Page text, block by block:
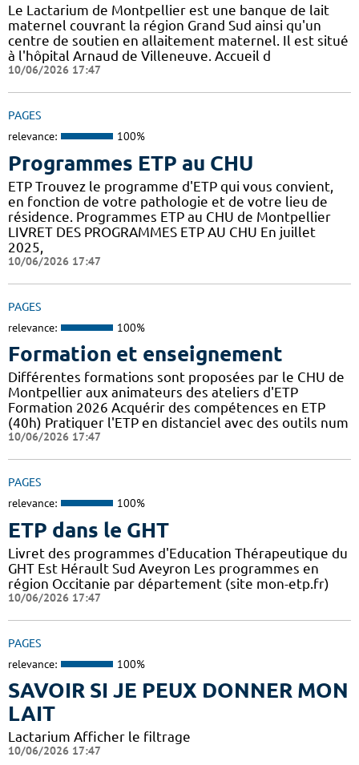
Le Lactarium de Montpellier est une banque de lait
maternel couvrant la région Grand Sud ainsi qu'un
centre de soutien en allaitement maternel. Il est situé
à l'hôpital Arnaud de Villeneuve. Accueil d
10/06/2026 17:47
PAGES
relevance: 100%
Programmes ETP au CHU
ETP Trouvez le programme d'ETP qui vous convient,
en fonction de votre pathologie et de votre lieu de
résidence. Programmes ETP au CHU de Montpellier
LIVRET DES PROGRAMMES ETP AU CHU En juillet
2025,
10/06/2026 17:47
PAGES
relevance: 100%
Formation et enseignement
Différentes formations sont proposées par le CHU de
Montpellier aux animateurs des ateliers d'ETP
Formation 2026 Acquérir des compétences en ETP
(40h) Pratiquer l'ETP en distanciel avec des outils num
10/06/2026 17:47
PAGES
relevance: 100%
ETP dans le GHT
Livret des programmes d'Education Thérapeutique du
GHT Est Hérault Sud Aveyron Les programmes en
région Occitanie par département (site mon-etp.fr)
10/06/2026 17:47
PAGES
relevance: 100%
SAVOIR SI JE PEUX DONNER MON
LAIT
Lactarium Afficher le filtrage
10/06/2026 17:47